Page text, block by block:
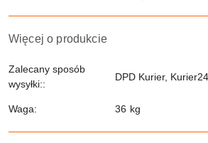
Więcej o produkcie
Zalecany sposób
wysyłki::
DPD Kurier,
Waga: 36 kg